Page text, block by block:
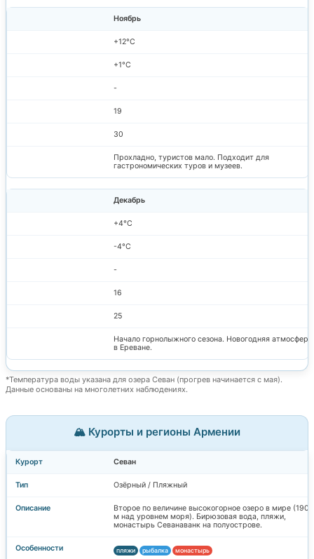
Ноябрь
+12°C
+1°C
-
19
30
Прохладно, туристов мало. Подходит для
гастрономических туров и музеев.
Декабрь
+4°C
-4°C
-
16
25
Начало горнолыжного сезона. Новогодняя атмосфера
в Ереване.
*Температура воды указана для озера Севан (прогрев начинается с мая).
Данные основаны на многолетних наблюдениях.
🏔️ Курорты и регионы Армении
Севан
Озёрный / Пляжный
Второе по величине высокогорное озеро в мире (1900
м над уровнем моря). Бирюзовая вода, пляжи,
монастырь Севанаванк на полуострове.
пляжи рыбалка монастырь